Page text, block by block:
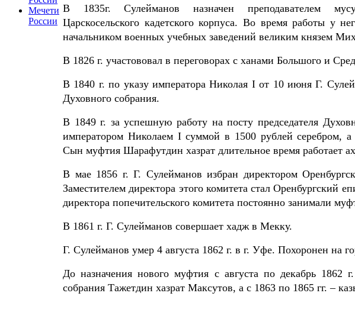
Мечети
России
В 1835г. Сулейманов назначен преподавателем
Царскосельского кадетского корпуса. Во время работы у
начальником военных учебных заведений великим князем
В 1826 г. участововал в переговорах с ханами Большого и
В 1840 г. по указу императора Николая I от 10 июня Г.
Духовного собрания.
В 1849 г. за успешную работу на посту председателя
императором Николаем I суммой в 1500 рублей серебром, а
Сын муфтия Шарафутдин хазрат длительное время работает
В мае 1856 г. Г. Сулейманов избран директором
Заместителем директора этого комитета стал Оренбургский
директора попечительского комитета постоянно занимали
В 1861 г. Г. Сулейманов совершает хадж в Мекку.
Г. Сулейманов умер 4 августа 1862 г. в г. Уфе. Похоронен на
До назначения нового муфтия с августа по декабрь 1862
собрания Тажетдин хазрат Максутов, а с 1863 по 1865 гг. –